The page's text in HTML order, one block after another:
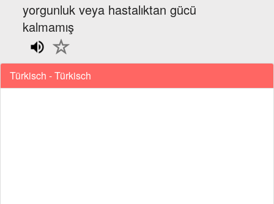
yorgunluk veya hastalıktan gücü
kalmamış
Türkisch - Türkisch